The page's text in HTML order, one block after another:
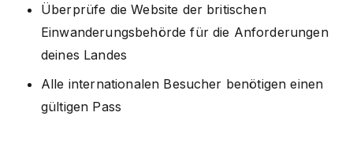
Überprüfe die Website der britischen
Einwanderungsbehörde für die Anforderungen
deines Landes
Alle internationalen Besucher benötigen einen
gültigen Pass